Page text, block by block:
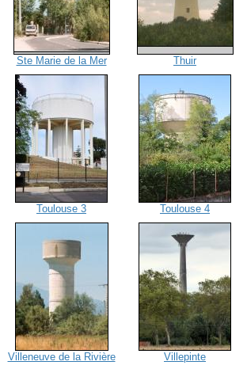
Ste Marie de la Mer Thuir
Toulouse 3 Toulouse 4
Villeneuve de la Rivière Villepinte